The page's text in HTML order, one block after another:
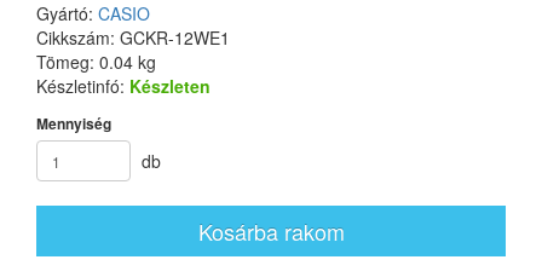
Gyártó: CASIO
Cikkszám: GCKR-12WE1
Tömeg: 0.04 kg
Készletinfó: Készleten
Mennyiség
db
Kosárba rakom